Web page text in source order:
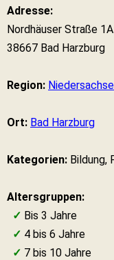
Adresse:
Nordhäuser Straße 1A
38667 Bad Harzburg
Region:
Ort: Bad Harzburg
Kategorien: Bildung,
Altersgruppen:
✓ Bis 3 Jahre
✓ 4 bis 6 Jahre
✓ 7 bis 10 Jahre